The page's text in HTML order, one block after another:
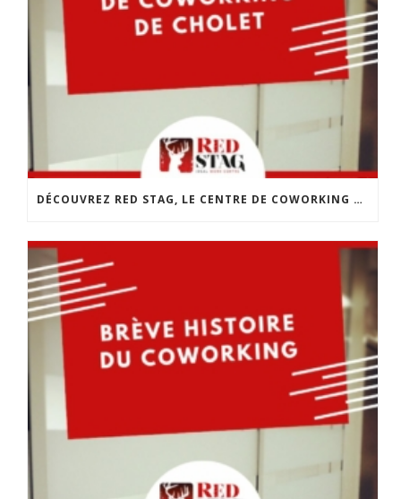
DÉCOUVREZ RED STAG, LE CENTRE DE COWORKING DE CHOLET